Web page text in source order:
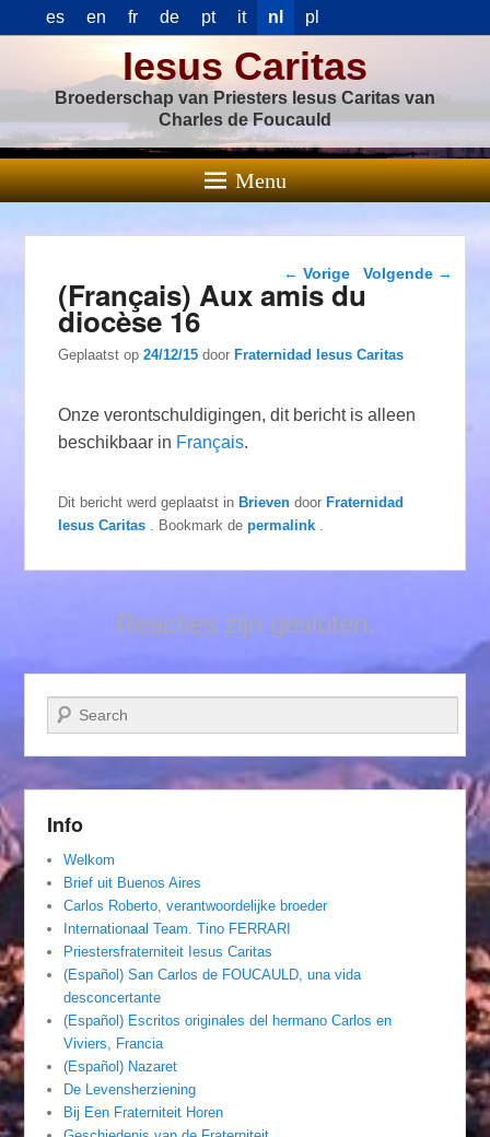
es en fr de pt it nl pl
Iesus Caritas
Broederschap van Priesters Iesus Caritas van
Charles de Foucauld
Menu
Berichtnavigatie
← Vorige Volgende →
(Français) Aux amis du
diocèse 16
Geplaatst op24/12/15 doorFraternidad Iesus Caritas
Onze verontschuldigingen, dit bericht is alleen
beschikbaar in Français.
Dit bericht werd geplaatst inBrieven doorFraternidad
Iesus Caritas
. Bookmark depermalink
Reacties zijn gesloten.
Zoeken
Info
Welkom
Brief uit Buenos Aires
Carlos Roberto, verantwoordelijke broeder
Internationaal Team. Tino FERRARI
Priestersfraterniteit Iesus Caritas
(Español) San Carlos de FOUCAULD, una vida
desconcertante
(Español) Escritos originales del hermano Carlos en
Viviers, Francia
(Español) Nazaret
De Levensherziening
Bij Een Fraterniteit Horen